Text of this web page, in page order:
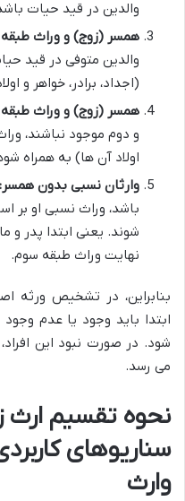
والدین در قید حیات
همسر (زوج) و وراث
والدین متوفی در قید
(اجداد، برادر، خواهر و
همسر (زوج) و وراث
و دوم موجود نباشند،
اولاد آن ها) به همراه
وارثان نسبی بدون همسر:
باشد، وراث نسبی او
شوند. یعنی ابتدا پدر و
نهایت وراث طبقه سوم.
بنابراین، در تشخیص ورثه
ابتدا باید وجود یا عدم
شود. در صورت نبود این
می رسد.
نحوه تقسیم ارث
سناریوهای
وارث